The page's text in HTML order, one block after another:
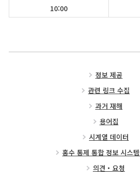
10:00
정보 제공
관련 링크 수집
과거 재해
용어집
시계열 데이터
홍수 통제 통합 정보 시스
의견・요청